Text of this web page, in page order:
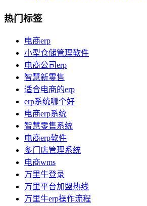
热门标签
电商erp
小型仓储管理软件
电商公司erp
智慧新零售
适合电商的erp
erp系统哪个好
电商erp系统
智慧零售系统
电商erp软件
多门店管理系统
电商wms
万里牛登录
万里平台加盟热线
万里牛erp操作流程